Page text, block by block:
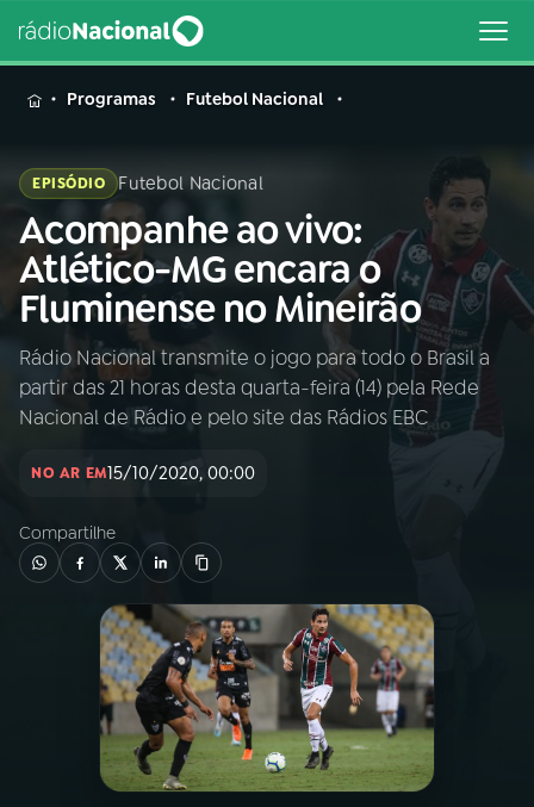
MENU
Buscar
na
Rádio
Nacional
Buscar
AO VIVO
PROGRAMAS
PODCASTS
Programas Futebol Nacional
EPISÓDIO Futebol Nacional
Acompanhe ao vivo:
Atlético-MG encara o
Fluminense no Mineirão
Rádio Nacional transmite o jogo para todo o Brasil a
partir das 21 horas desta quarta-feira (14) pela Rede
Nacional de Rádio e pelo site das Rádios EBC
NO AR EM15/10/2020, 00:00
Compartilhe